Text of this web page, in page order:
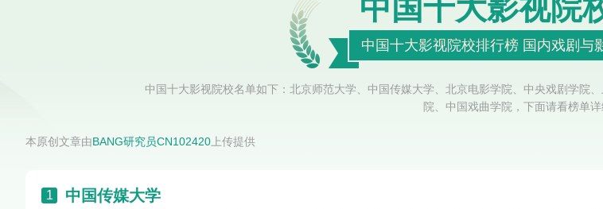
中国十大影视院
中国十大影视院校排行榜 国内戏剧与
中国十大影视院校名单如下：北京师范大学、中国传媒大学、北京电影学院、中央戏剧学院
院、中国戏曲学院，下面请看榜单详
本原创文章由BANG研究员CN102420上传提供
1 中国传媒大学